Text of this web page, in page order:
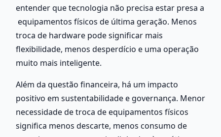
entender que tecnologia não precisa estar presa a
equipamentos físicos de última geração. Menos
troca de hardware pode significar mais
flexibilidade, menos desperdício e uma operação
muito mais inteligente.
Além da questão financeira, há um impacto
positivo em sustentabilidade e governança. Menor
necessidade de troca de equipamentos físicos
significa menos descarte, menos consumo de